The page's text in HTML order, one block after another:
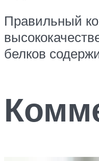
Правильный
белков